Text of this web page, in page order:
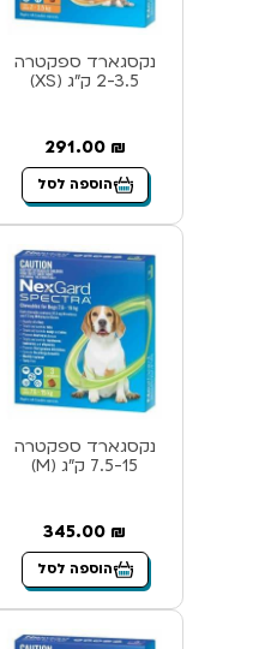
נקסגארד ספקטרה
2-3.5 ק”ג (XS)
291.00 ₪
הוספה לסל
נקסגארד ספקטרה
7.5-15 ק”ג (M)
345.00 ₪
הוספה לסל